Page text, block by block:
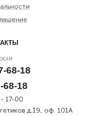
68-18
68-18
17-00
д.19, оф. 101А